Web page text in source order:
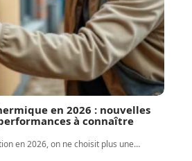
en 2026 : nouvelles
à connaître
en 2026, on ne choisit plus une…